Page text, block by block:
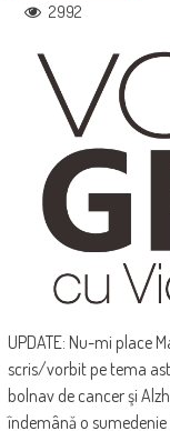
2992
UPDATE: Nu-mi place
scris/vorbit pe tema
bolnav de cancer şi
îndemână o